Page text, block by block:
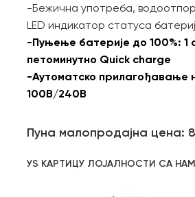
-Бежична употреба,
LED индикатор статуса
-Пуњење батерије до 100%: 1
петоминутно Quick charge
-Аутоматско прилагођавање
100В/240В
Пуна малопродајна цена:
УЅ КАРТИЦУ ЛОЈАЛНОСТИ СА